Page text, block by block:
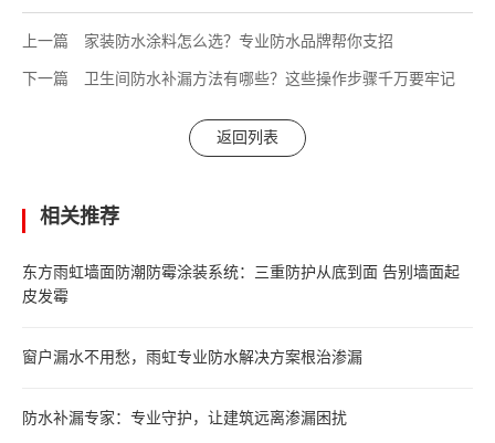
上一篇 家装防水涂料怎么选？专业防水品牌帮你支招
下一篇 卫生间防水补漏方法有哪些？这些操作步骤千万要牢记
返回列表
相关推荐
东方雨虹墙面防潮防霉涂装系统：三重防护从底到面 告别墙面起
皮发霉
窗户漏水不用愁，雨虹专业防水解决方案根治渗漏
防水补漏专家：专业守护，让建筑远离渗漏困扰